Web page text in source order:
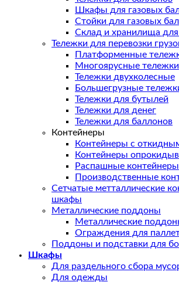
Шкафы для газовых
Стойки для газовых
Склад и хранилища
Тележки для перевозки
Платформенные
Многоярусные тележки
Тележки двухколесные
Большегрузные
Тележки для бутылей
Тележки для денег
Тележки для баллонов
Контейнеры
Контейнеры с
Контейнеры
Распашные контейнеры
Производственные
Сетчатые метталлические
шкафы
Металлические поддоны
Металлические
Ограждения для
Поддоны и подставки для
Шкафы
Для раздельного сбора
Для одежды